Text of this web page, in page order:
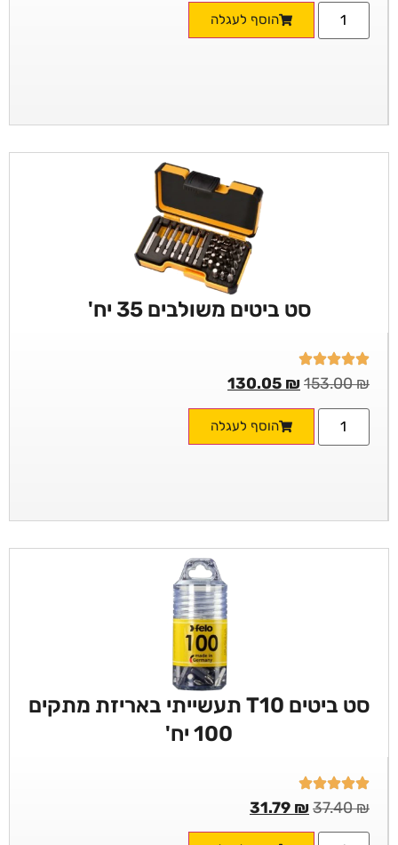
הוסף לעגלה
סט ביטים משולבים 35 יח'
153.00₪
130.05 ₪
הוסף לעגלה
סט ביטים T10 תעשייתי באריזת מתקים
100 יח'
37.40₪
31.79 ₪